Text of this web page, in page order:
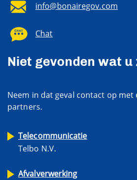
info@bonairegov.com
Chat
Niet gevonden wat u
Neem in dat geval contact op met
partners.
Telecommunicatie
Telbo N.V.
Afvalverwerking